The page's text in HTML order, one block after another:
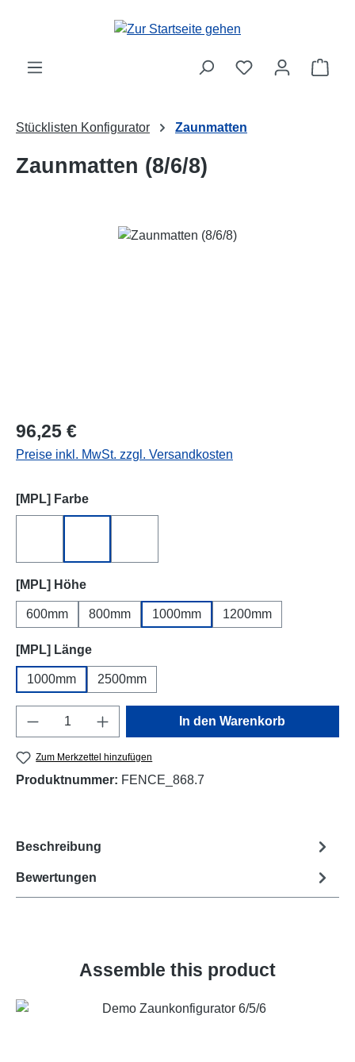
Zum Hauptinhalt springen
Stücklisten Konfigurator Zaunmatten
Zaunmatten (8/6/8)
Bildergalerie überspringen
96,25 €
Preise inkl. MwSt. zzgl. Versandkosten
[MPL] Farbeauswählen
[MPL] Höheauswählen
600mm 800mm 1000mm 1200mm
[MPL] Längeauswählen
1000mm 2500mm
Produkt Anzahl: Gib den gewünschten
In den Warenkorb
Zum Merkzettel hinzufügen
Produktnummer: FENCE_868.7
Beschreibung
Bewertungen
Assemble this product